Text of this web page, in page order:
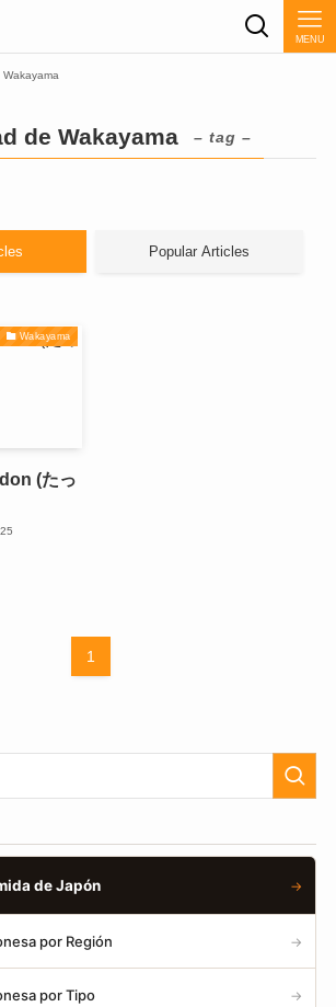
MENU
de Wakayama – tag –
Popular Articles
Wakayama
(たっ
1
de Japón →
por Región →
por Tipo →